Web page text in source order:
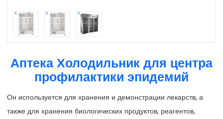
Аптека Холодильник для центра
профилактики эпидемий
Он используется для хранения и демонстрации лекарств, а
также для хранения биологических продуктов, реагентов,